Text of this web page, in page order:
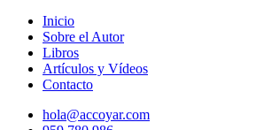
Inicio
Sobre el Autor
Libros
Artículos y Vídeos
Contacto
hola@accoyar.com